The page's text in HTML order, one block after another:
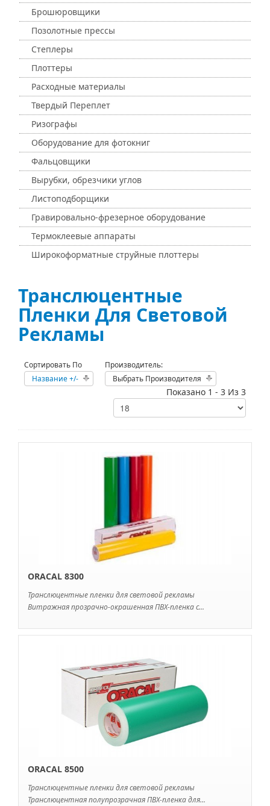
Брошюровщики
Позолотные прессы
Степлеры
Плоттеры
Расходные материалы
Твердый Переплет
Ризографы
Оборудование для фотокниг
Фальцовщики
Вырубки, обрезчики углов
Листоподборщики
Гравировально-фрезерное оборудование
Термоклеевые аппараты
Широкоформатные струйные плоттеры
Транслюцентные
Пленки Для Световой
Рекламы
Сортировать По
Название +/-
Производитель:
Выбрать Производителя
Показано 1 - 3 Из 3
ORACAL 8300
Транслюцентные пленки для световой рекламы
Витражная прозрачно-окрашенная ПВХ-пленка с...
ORACAL 8500
Транслюцентные пленки для световой рекламы
Транслюцентная полупрозрачная ПВХ-пленка для...